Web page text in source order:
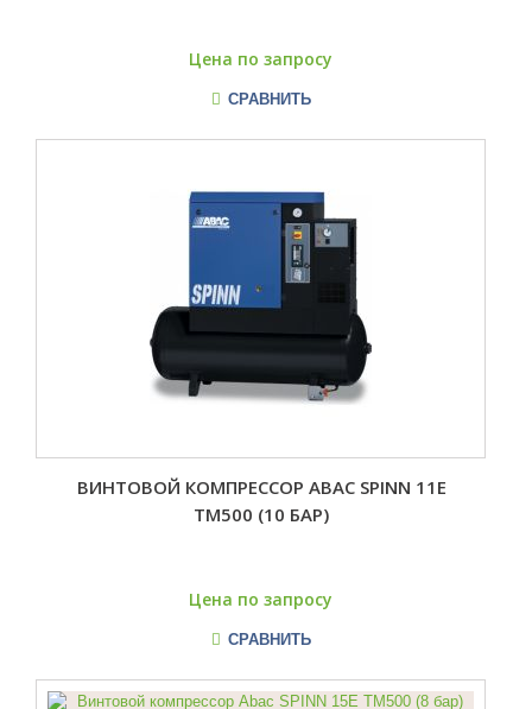
Цена по запросу
СРАВНИТЬ
ВИНТОВОЙ КОМПРЕССОР ABAC SPINN 11E
TM500 (10 БАР)
Цена по запросу
СРАВНИТЬ